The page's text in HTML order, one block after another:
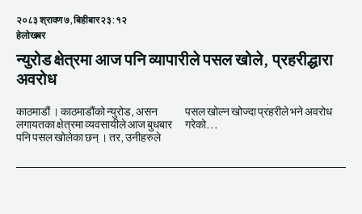
२०८३ श्रावण ७, बिहीबार २३:१२
हेलाेखबर
न्युरोड क्षेत्रमा आज पनि व्यापारीले पसल खोले, प्रहरीद्धारा
अवरोध
काठमाडौं । काठमाडौंको न्युरोड, असन
लगायतका क्षेत्रमा व्यवसायीले आज बुधबार
पनि पसल खोलेका छन् । तर, उनीहरुले
पसल खोल्न खोज्दा प्रहरीले भने अवरोध
गरेको...